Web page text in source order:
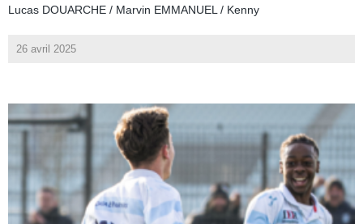
Lucas DOUARCHE / Marvin EMMANUEL / Kenny
26 avril 2025